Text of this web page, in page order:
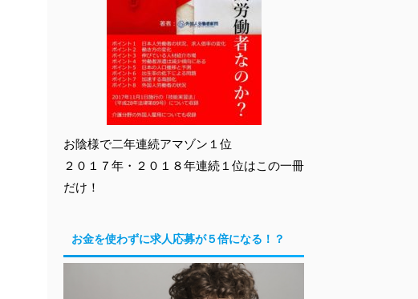
お陰様で二年連続アマゾン１位
２０１７年・２０１８年連続１位はこの一冊
だけ！
お金を使わずに求人応募が５倍になる！？